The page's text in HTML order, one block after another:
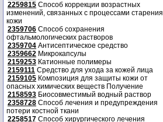
2259815 Способ коррекции возрастных
изменений, связанных с процессами старения
кожи
2359706 Способ сохранения
офтальмологических растворов
2359704 Антисептическое средство
2359662 Микрокапсулы
2159253 Катионные полимеры
2159111 Средство для ухода за кожей лица
2159105 Композиция для защиты кожи от
опасных химических веществ Получение
2158593 Биосовместимый водный раствор
2358728 Способ лечения и предупреждения
потери костной ткани
2258517 Способ хирургического лечения